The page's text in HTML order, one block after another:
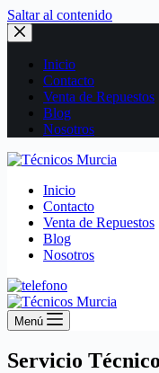
Saltar al contenido
Inicio
Contacto
Venta de Repuestos
Blog
Nosotros
Inicio
Contacto
Venta de Repuestos
Blog
Nosotros
Menú
Servicio